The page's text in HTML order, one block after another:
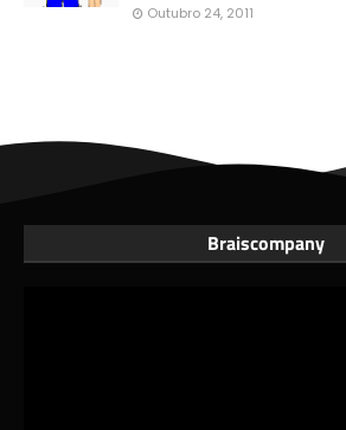
Outubro 24, 2011
Braiscompany